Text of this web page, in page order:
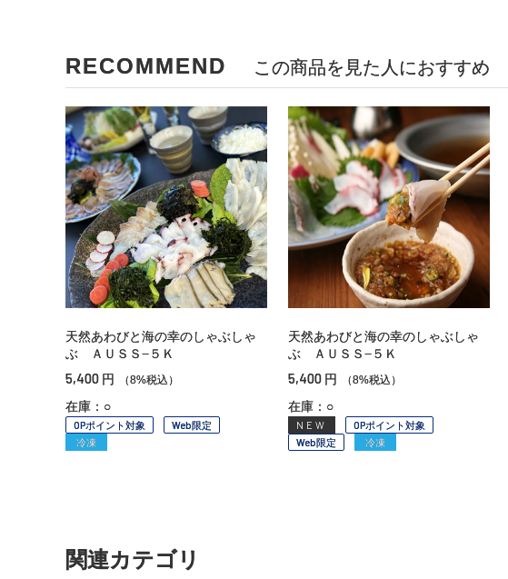
RECOMMEND この商品を見た人におすすめ
天然あわびと海の幸のしゃぶしゃ
ぶ ＡＵＳＳ−５Ｋ
5,400 円 （8%税込）
在庫：○
OPポイント対象
Web限定
冷凍
天然あわびと海の幸のしゃぶしゃ
ぶ ＡＵＳＳ−５Ｋ
5,400 円 （8%税込）
在庫：○
NEW
OPポイント対象
Web限定
冷凍
関連カテゴリ